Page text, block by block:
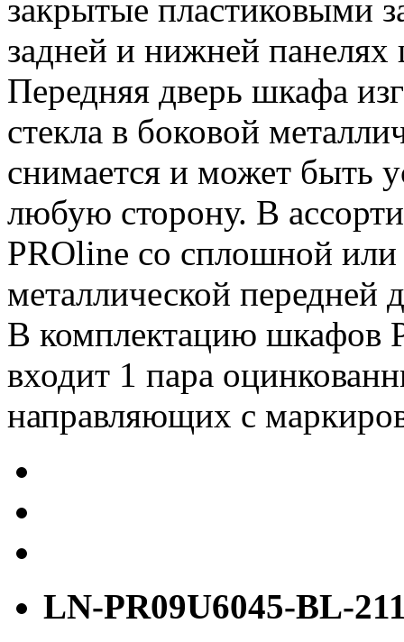
закрытые пластиковыми
задней и нижней
Передняя дверь шкафа
стекла в боковой
снимается и может быть
любую сторону. В
PROline со сплошной
металлической передней
В комплектацию шкафов
входит 1 пара
направляющих с
LN-PR09U6045-BL-